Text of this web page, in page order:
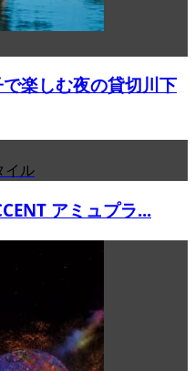
楽しむ夜の貸切川下
イル
アミュプラ...